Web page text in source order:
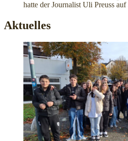
hatte der Journalist Uli Preuss auf
Aktuelles